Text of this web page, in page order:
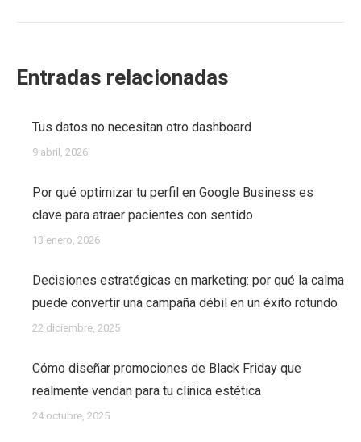
Entradas relacionadas
Tus datos no necesitan otro dashboard
9 abril, 2026
Por qué optimizar tu perfil en Google Business es
clave para atraer pacientes con sentido
13 enero, 2026
Decisiones estratégicas en marketing: por qué la calma
puede convertir una campaña débil en un éxito rotundo
22 diciembre, 2025
Cómo diseñar promociones de Black Friday que
realmente vendan para tu clínica estética
24 octubre, 2025